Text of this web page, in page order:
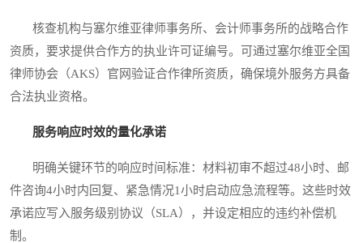
核查机构与塞尔维亚律师事务所、会计师事务所的战略合作
资质，要求提供合作方的执业许可证编号。可通过塞尔维亚全国
律师协会（AKS）官网验证合作律所资质，确保境外服务方具备
合法执业资格。
服务响应时效的量化承诺
明确关键环节的响应时间标准：材料初审不超过48小时、邮
件咨询4小时内回复、紧急情况1小时启动应急流程等。这些时效
承诺应写入服务级别协议（SLA），并设定相应的违约补偿机
制。